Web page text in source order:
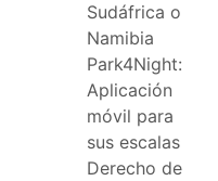
Sudáfrica o
Namibia
Park4Night:
Aplicación
móvil para
sus escalas
Derecho de